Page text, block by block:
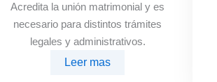
Acredita la unión matrimonial y es
necesario para distintos trámites
legales y administrativos.
Leer mas